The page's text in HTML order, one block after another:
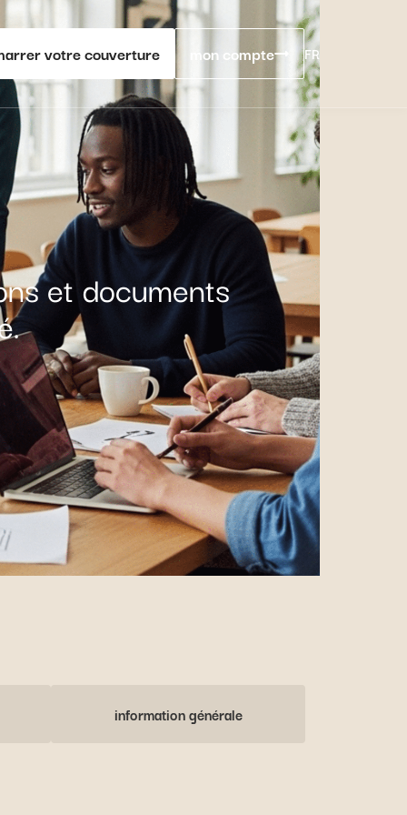
votre couverture mon compte FR
et documents
information générale